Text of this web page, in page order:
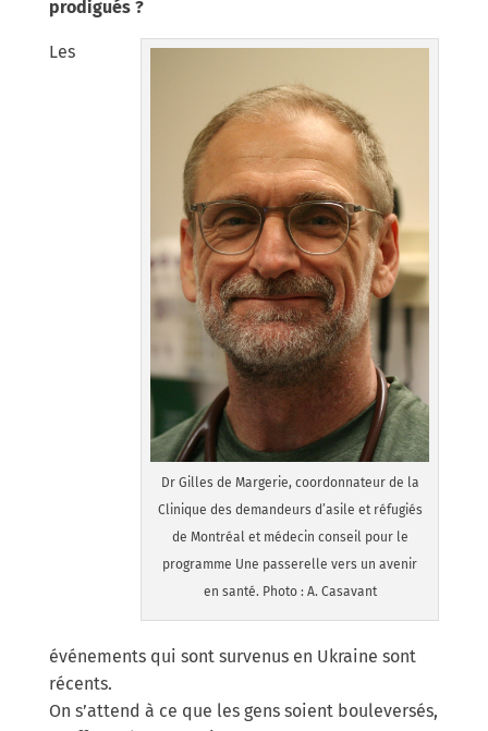
prodigués ?
Dr Gilles de Margerie, coordonnateur de la
Clinique des demandeurs d’asile et réfugiés
de Montréal et médecin conseil pour le
programme Une passerelle vers un avenir
en santé. Photo : A. Casavant
Les
événements qui sont survenus en Ukraine sont
récents.
On s’attend à ce que les gens soient bouleversés,